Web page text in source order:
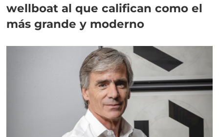
wellboat al que califican como el
más grande y moderno